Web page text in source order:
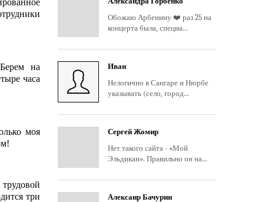
на
часа
моя
три
Обожаю Арбенину ❤️ раз 25 на
концерта была, специа...
Иван
Нелогично в Сангаре и Нюрбе
указывать (село, город...
Сергей Жомир
Нет такого сайта - «Мой
Эльдикан». Правильно он на...
Алексанр Бачурин